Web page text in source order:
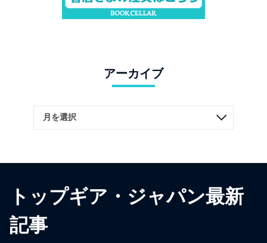
アーカイブ
トップギア・ジャパン最新
記事